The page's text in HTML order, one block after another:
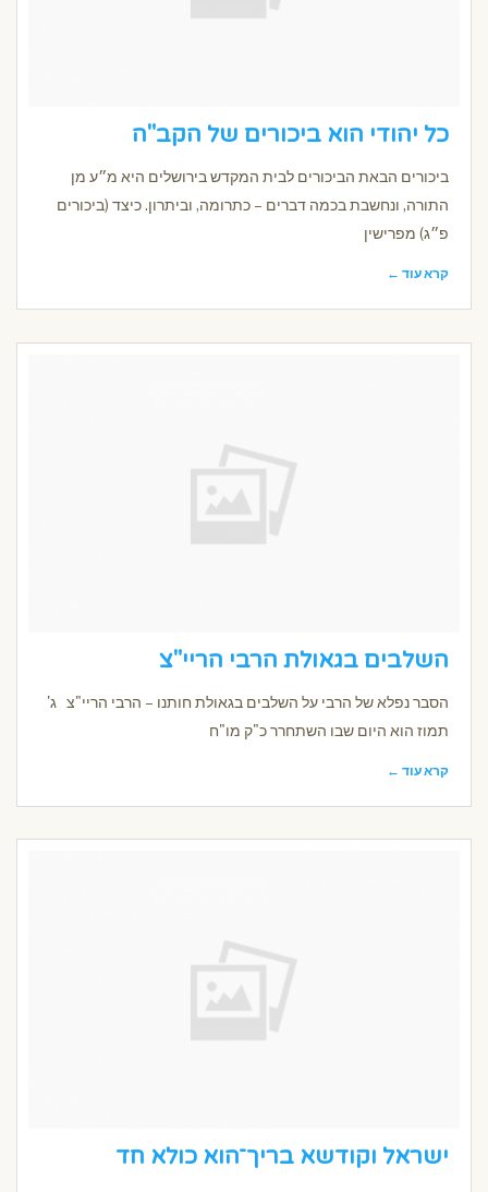
כל יהודי הוא ביכורים של הקב"ה
ביכורים הבאת הביכורים לבית המקדש בירושלים היא מ״ע מן
התורה, ונחשבת בכמה דברים – כתרומה, וביתרון. כיצד (ביכורים
פ״ג) מפרישין
קרא עוד ←
השלבים בגאולת הרבי הריי"צ
הסבר נפלא של הרבי על השלבים בגאולת חותנו – הרבי הריי"צ ג'
תמוז הוא היום שבו השתחרר כ"ק מו"ח
קרא עוד ←
ישראל וקודשא בריך־הוא כולא חד